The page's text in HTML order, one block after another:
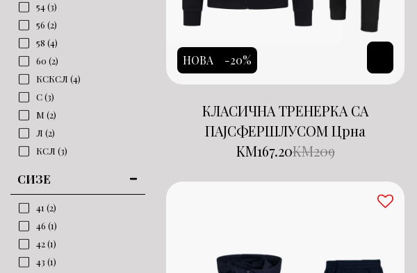
54(3)
56 (2)
58 (4)
60 (2)
КСКСЛ (4)
С(3)
М (2)
Л (2)
КСЛ (3)
СИЗЕ
41 (2)
46 (1)
42(1)
43 (1)
НОВА -20%
КЛАСИЧНА ТРЕНЕРКА СА
ПАЈСФЕРШЛУСОМ Црна
KM209
KM167.20